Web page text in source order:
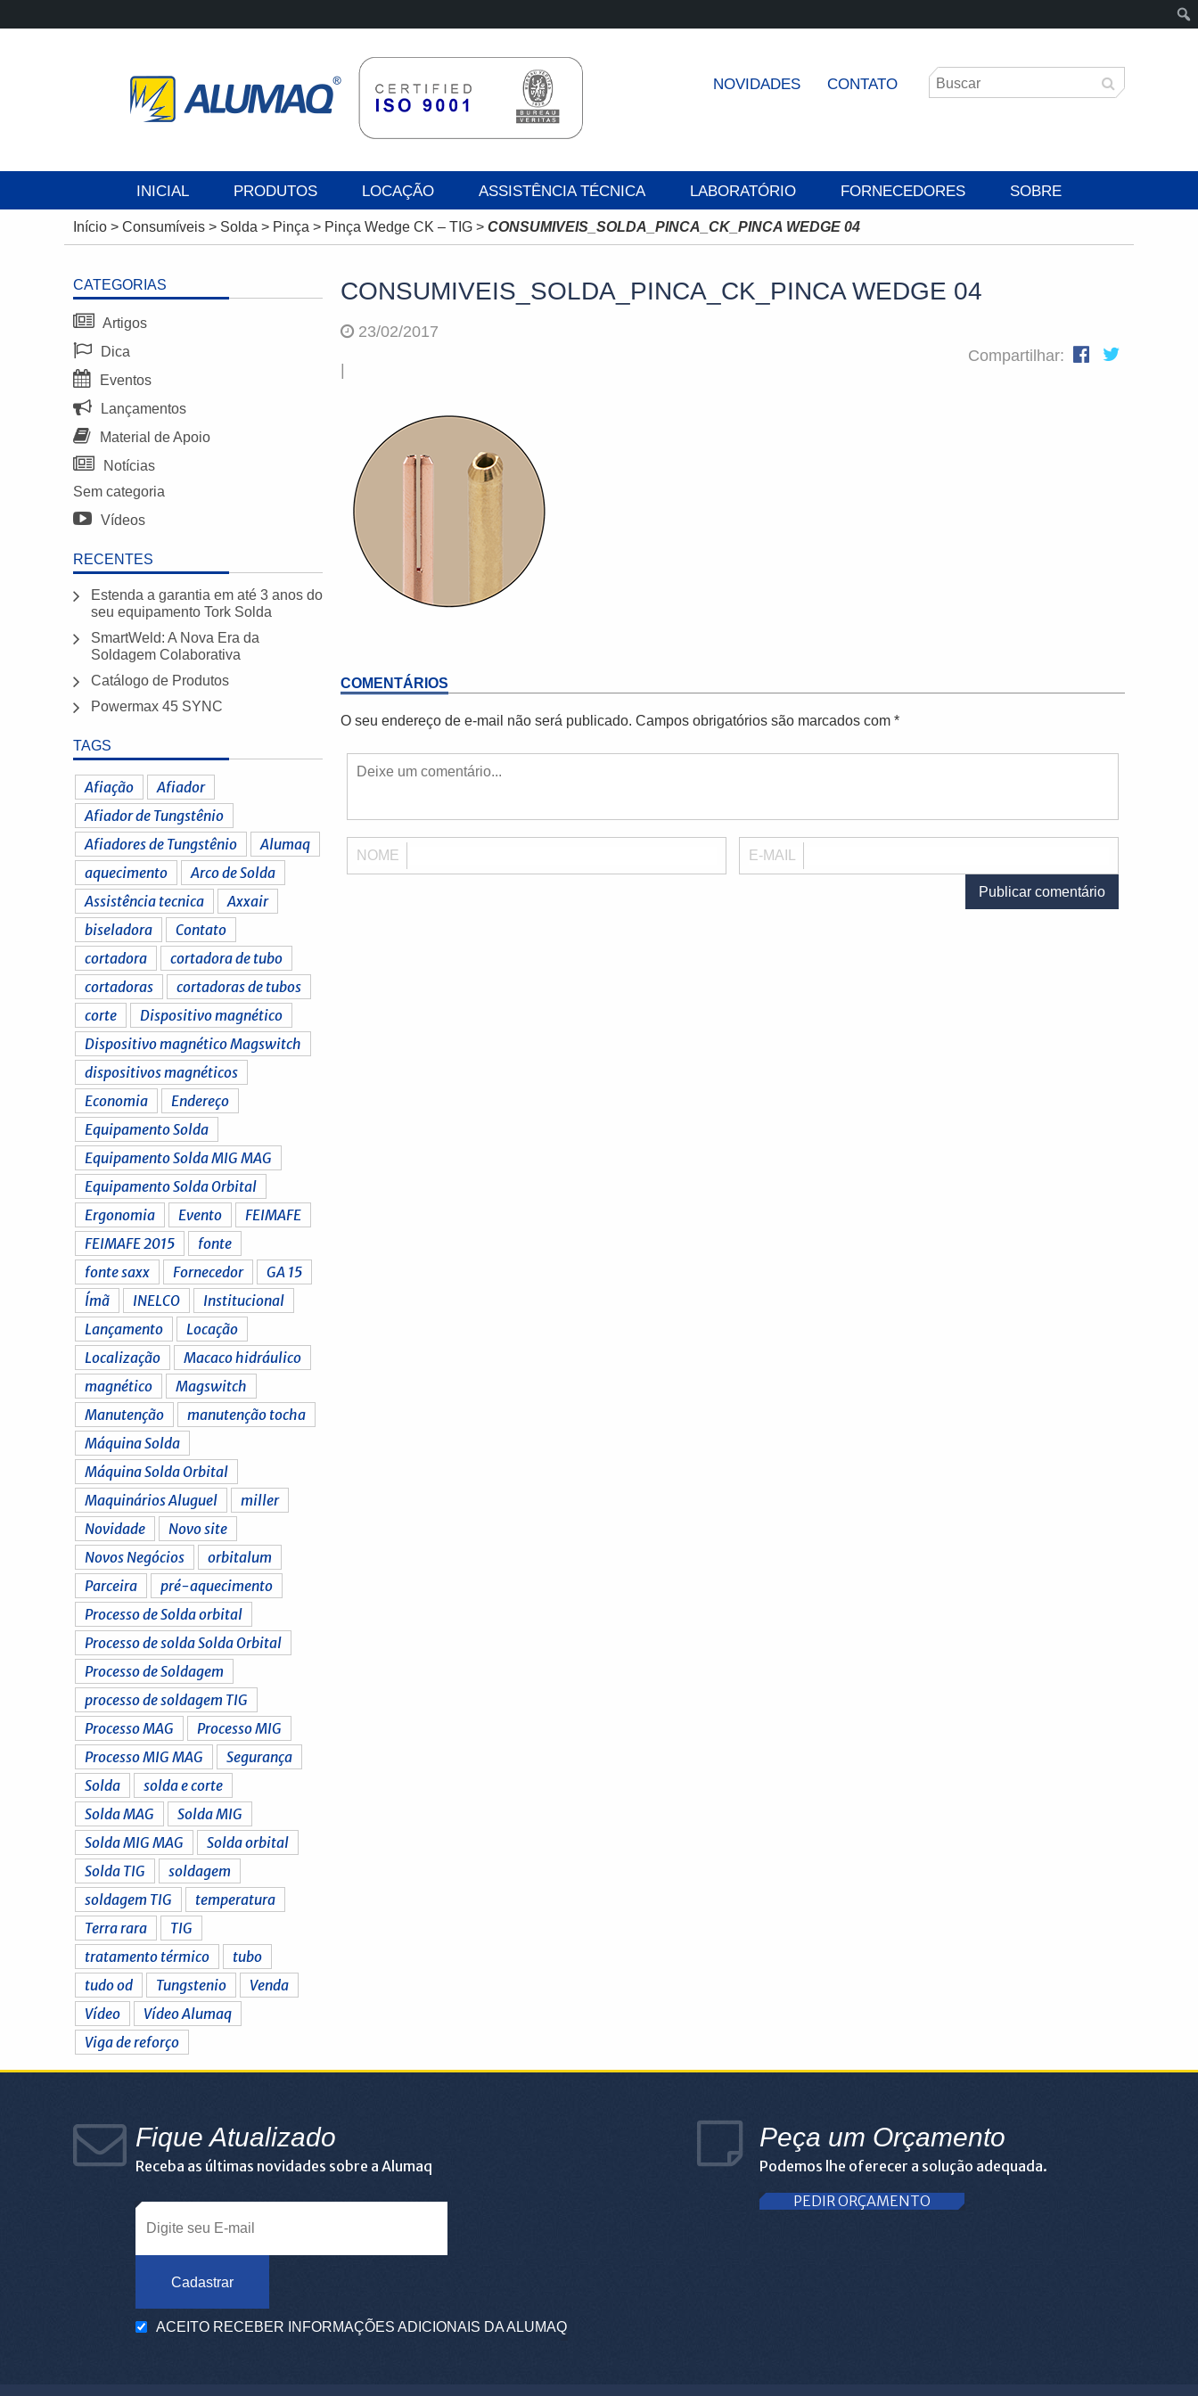
NOVIDADES CONTATO
INICIAL PRODUTOS LOCAÇÃO ASSISTÊNCIA TÉCNICA LABORATÓRIO FORNECEDORES SOBRE
Início > Consumíveis > Solda > Pinça > Pinça Wedge CK – TIG > CONSUMIVEIS_SOLDA_PINCA_CK_PINCA WEDGE 04
CATEGORIAS
Artigos
Dica
Eventos
Lançamentos
Material de Apoio
Notícias
Sem categoria
Vídeos
RECENTES
Estenda a garantia em até 3 anos do
seu equipamento Tork Solda
SmartWeld: A Nova Era da
Soldagem Colaborativa
Catálogo de Produtos
Powermax 45 SYNC
TAGS
Afiação
Afiador
Afiador de Tungstênio
Afiadores de Tungstênio
Alumaq
aquecimento
Arco de Solda
Assistência tecnica
Axxair
biseladora
Contato
cortadora
cortadora de tubo
cortadoras
cortadoras de tubos
corte
Dispositivo magnético
Dispositivo magnético Magswitch
dispositivos magnéticos
Economia
Endereço
Equipamento Solda
Equipamento Solda MIG MAG
Equipamento Solda Orbital
Ergonomia
Evento
FEIMAFE
FEIMAFE 2015
fonte
fonte saxx
Fornecedor
GA 15
Ímã
INELCO
Institucional
Lançamento
Locação
Localização
Macaco hidráulico
magnético
Magswitch
Manutenção
manutenção tocha
Máquina Solda
Máquina Solda Orbital
Maquinários Aluguel
miller
Novidade
Novo site
Novos Negócios
orbitalum
Parceira
pré-aquecimento
Processo de Solda orbital
Processo de solda Solda Orbital
Processo de Soldagem
processo de soldagem TIG
Processo MAG
Processo MIG
Processo MIG MAG
Segurança
Solda
solda e corte
Solda MAG
Solda MIG
Solda MIG MAG
Solda orbital
Solda TIG
soldagem
soldagem TIG
temperatura
Terra rara
TIG
tratamento térmico
tubo
tudo od
Tungstenio
Venda
Vídeo
Vídeo Alumaq
Viga de reforço
CONSUMIVEIS_SOLDA_PINCA_CK_PINCA WEDGE 04
23/02/2017
Compartilhar:
COMENTÁRIOS
O seu endereço de e-mail não será publicado. Campos obrigatórios são marcados com *
NOME E-MAIL
Fique Atualizado
Receba as últimas novidades sobre a Alumaq
Cadastrar
ACEITO RECEBER INFORMAÇÕES ADICIONAIS DA ALUMAQ
Peça um Orçamento
Podemos lhe oferecer a solução adequada.
PEDIR ORÇAMENTO